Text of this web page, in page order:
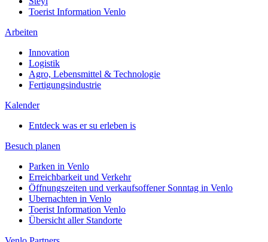
Toerist Information Venlo
Arbeiten
Innovation
Logistik
Agro, Lebensmittel & Technologie
Fertigungsindustrie
Kalender
Entdeck was er su erleben is
Besuch planen
Parken in Venlo
Erreichbarkeit und Verkehr
Öffnungszeiten und verkaufsoffener Sonntag in Venlo
Ubernachten in Venlo
Toerist Information Venlo
Übersicht aller Standorte